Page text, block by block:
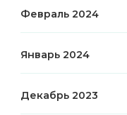
Февраль 2024
Январь 2024
Декабрь 2023